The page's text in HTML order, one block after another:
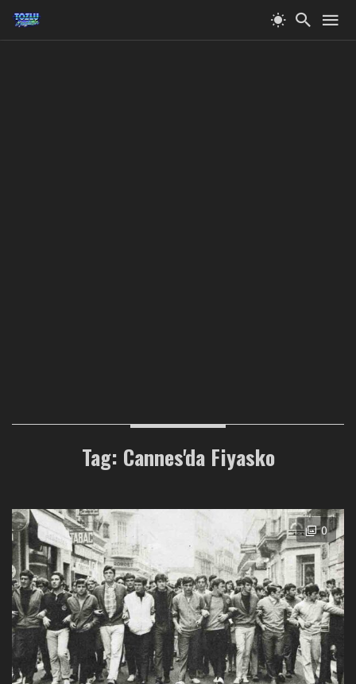
Tag: Cannes'da Fiyasko
0